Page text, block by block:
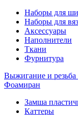
Наборы для
Наборы для
Аксессуары
Наполнители
Ткани
Фурнитура
Выжигание и резьба
Фоамиран
Замша
Каттеры